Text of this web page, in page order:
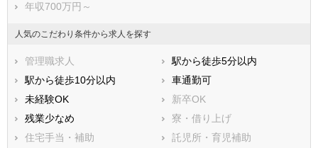
年収700万円～
人気のこだわり条件から求人を探す
管理職求人
駅から徒歩5分以内
駅から徒歩10分以内
車通勤可
未経験OK
新卒OK
残業少なめ
寮・借り上げ
住宅手当・補助
託児所・育児補助